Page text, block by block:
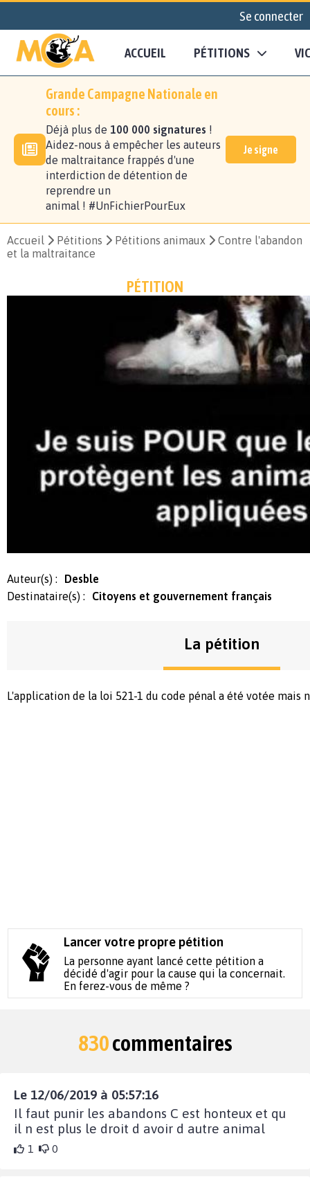
Se connecter
ACCUEIL PÉTITIONS
Grande Campagne Nationale en
cours :
Déjà plus de 100 000 signatures !
Aidez-nous à empêcher les auteurs
de maltraitance frappés d'une
interdiction de détention de
reprendre un
animal ! #UnFichierPourEux
Je signe
Accueil Pétitions Pétitions animaux
Contre l'abandon
et la maltraitance
PÉTITION
Auteur(s) :
Desble
Destinataire(s) :
Citoyens et gouvernement français
La pétition
L'application de la loi 521-1 du code pénal a été votée mais
Lancer votre propre pétition
La personne ayant lancé cette pétition a
décidé d'agir pour la cause qui la concernait.
En ferez-vous de même ?
830commentaires
Le 12/06/2019 à 05:57:16
Il faut punir les abandons C est honteux et qu
il n est plus le droit d avoir d autre animal
1 0